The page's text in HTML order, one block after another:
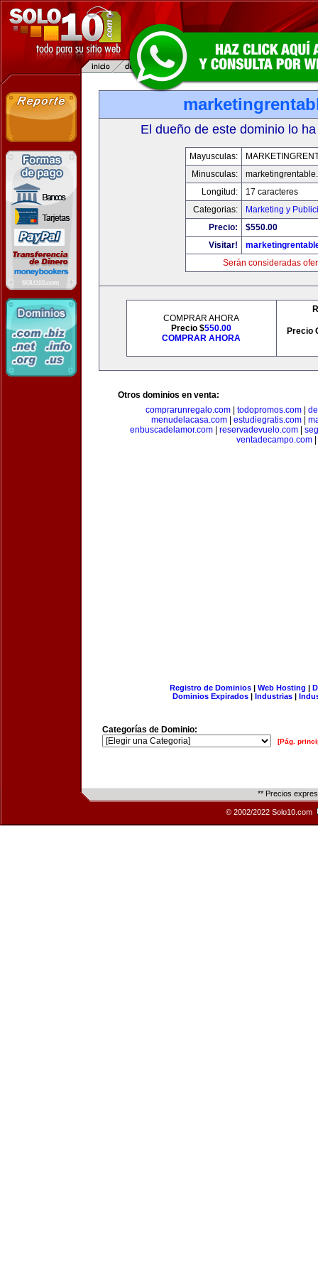
El dueño de este dominio lo
Mayusculas:
Minusculas:
Longitud:
17 caracteres
Categorias:
Marketing y
Precio:
$550.00
Visitar!
Serán consideradas
COMPRAR AHORA
Precio $550.00
COMPRAR AHORA
Precio
Otros dominios en venta:
comprarunregalo.com| todopromos.com|
menudelacasa.com
estudiegratis.com
enbuscadelamor.com
reservadevuelo.com
ventadecampo.com|
Registro de Dominios| Web Hosting |
Dominios Expirados | Industrias |
Categorías de Dominio:
[Pág.
** Precios
© 2002/2022 Solo10.com